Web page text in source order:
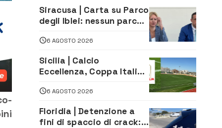
Siracusa | Carta su Parco
degli Iblei: nessun parco
comunità e il territorio
6 AGOSTO 2026
Sicilia | Calcio
Eccellenza, Coppa Italia:
andata
6 AGOSTO 2026
Floridia | Detenzione a
fini di spaccio di crack: